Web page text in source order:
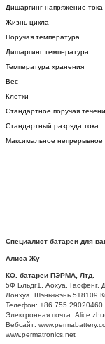
Дишаргинг напряжение тока
Жизнь цикла
Поручая температура
Дишаргинг температура
Температура хранения
Вес
Клетки
Стандартное поручая
Стандартный разряда тока
Максимальное непрерывное
Специалист батареи для
Алиса Жу
КО. батареи ПЭРМА, Лтд.
5Ф Бльдг1, Аохуа, Гаофенг,
Лонхуа, Шэньчжэнь 518109
Телефон: +86 755 29020460
Электронная почта:
Вебсайт:
www.permatronics.net